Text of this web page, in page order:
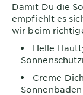
Damit Du die
empfiehlt es
wir beim
Helle
Creme